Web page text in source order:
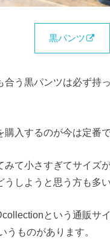
黒パンツ
合う黒パンツは必ず持
購入するのが今は定番で
みて小さすぎてサイズ
うしようと思う方も多い
という通販サ
うものがあります。